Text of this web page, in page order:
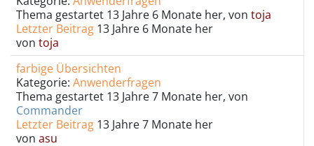
Thema gestartet 13 Jahre 6 Monate her, von toja
Letzter Beitrag 13 Jahre 6 Monate her
von toja
farbige Übersichten
Kategorie: Anwenderfragen
Thema gestartet 13 Jahre 7 Monate her, von
Commander
Letzter Beitrag 13 Jahre 7 Monate her
von asu